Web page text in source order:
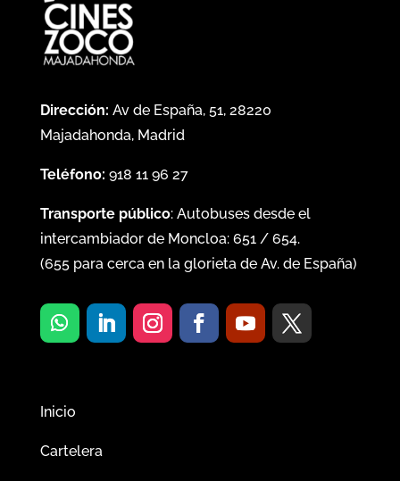
Dirección: Av de España, 51, 28220
Majadahonda, Madrid
Teléfono: 918 11 96 27
Transporte público: Autobuses desde el
intercambiador de Moncloa: 651/ 654.
(655para cerca en la glorieta de Av. de España)
Inicio
Cartelera